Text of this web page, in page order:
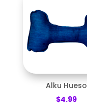
Alku Hueso
$4.99